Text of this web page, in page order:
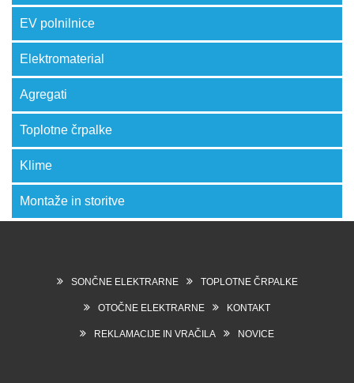
EV polnilnice
Elektromaterial
Agregati
Toplotne črpalke
Klime
Montaže in storitve
SONČNE ELEKTRARNE TOPLOTNE ČRPALKE
OTOČNE ELEKTRARNE KONTAKT
REKLAMACIJE IN VRAČILA NOVICE